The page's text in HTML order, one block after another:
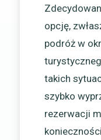
opcję,
podróż w
takich
szybko
rezerwacji